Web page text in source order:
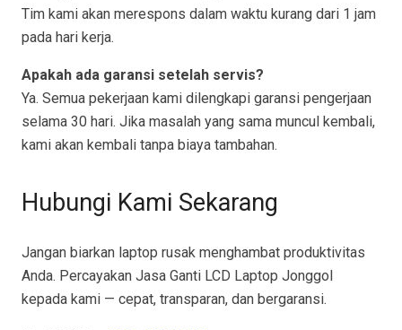
Tim kami akan merespons dalam waktu kurang dari 1 jam
pada hari kerja.
Apakah ada garansi setelah servis?
Ya. Semua pekerjaan kami dilengkapi garansi pengerjaan
selama 30 hari. Jika masalah yang sama muncul kembali,
kami akan kembali tanpa biaya tambahan.
Hubungi Kami Sekarang
Jangan biarkan laptop rusak menghambat produktivitas
Anda. Percayakan Jasa Ganti LCD Laptop Jonggol
kepada kami — cepat, transparan, dan bergaransi.